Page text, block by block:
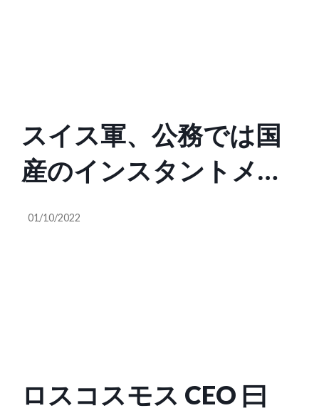
スイス軍、公務では国
産のインスタントメッ
セージングアプリのみ
01/10/2022
ロスコスモス CEO 曰